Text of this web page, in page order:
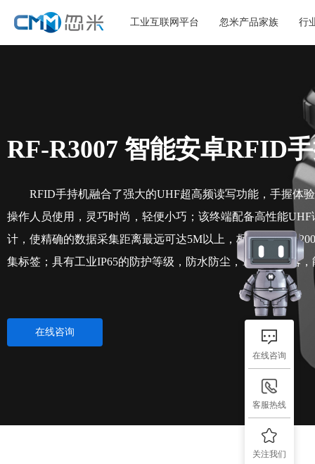
工业互联网平台 忽米产品家族 行
RF-R3007 智能安卓RFID
RFID手持机融合了强大的UHF超高频读写功能，手握体
操作人员使用，灵巧时尚，轻便小巧；该终端配备高性能
计，使精确的数据采集距离最远可达5M以上，标签识速率
集标签；具有工业IP65的防护等级，防水防尘，1.2米抗摔落
在线咨询
在线咨询
客服热线
关注我们